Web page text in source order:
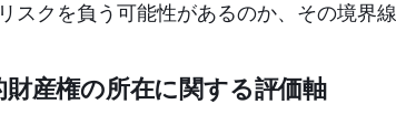
スクを負う可能性があるのか、その境界
産権の所在に関する評価軸